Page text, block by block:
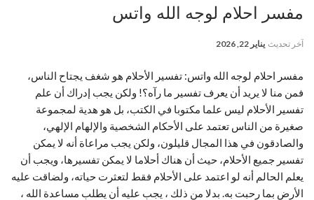
مفسر احلام لوجه الله واتس
آخر تحديث يناير 22, 2026
مفسر احلام لوجه الله واتس: تفسير الأحلام هو شغف يجتاح الناس،
فمن منا لا يريد أن يعرف تفسير ما رآه؟! ولكن يجب إدراك أن علم
تفسير الأحلام ليس علما مكتوبا في الكتب، بل هو هدية لمجموعة
صغيرة من الناس تعتمد على الأحكام الشخصية والإلهام الإلهي،
والصادقون في هذا المجال قليلون، ولكن يجب مراعاة أنه لا يمكن
تفسير جميع الأحلام، حيث أن هناك أحلاما لا يمكن تفسيرها، ويجب أن
يعلم الحالم أنه لو اعتمد على الأحلام فقط لتعثرت حياته، ولضاقت عليه
الأرض بما رحبت به. بدلا من ذلك ، يجب عليه أن يطلب مساعدة الله ،